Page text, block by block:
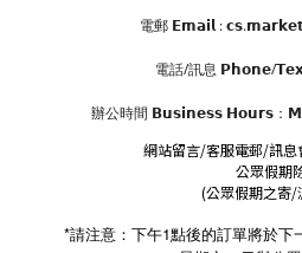
電郵 𝗘𝗺𝗮𝗶𝗹 :
電話/訊息 𝗣𝗵𝗼𝗻𝗲/
辦公時間 𝗕𝘂𝘀𝗶𝗻𝗲𝘀𝘀 𝗛𝗼𝘂𝗿𝘀：
網站留言/客服電郵/訊息
公眾假期
(公眾假期之寄/
*請注意：下午1點後的訂單將於下